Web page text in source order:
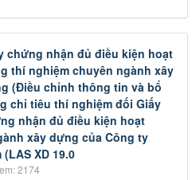
chứng nhận đủ điều kiện hoạt
thí nghiệm chuyên ngành xây
(Điều chỉnh thông tin và bổ
chỉ tiêu thí nghiệm đối Giấy
nhận đủ điều kiện hoạt
xây dựng của Công ty
XD 19.0
2174